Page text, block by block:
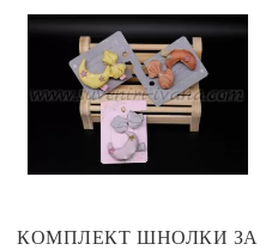
КОМПЛЕКТ ШНОЛКИ ЗА